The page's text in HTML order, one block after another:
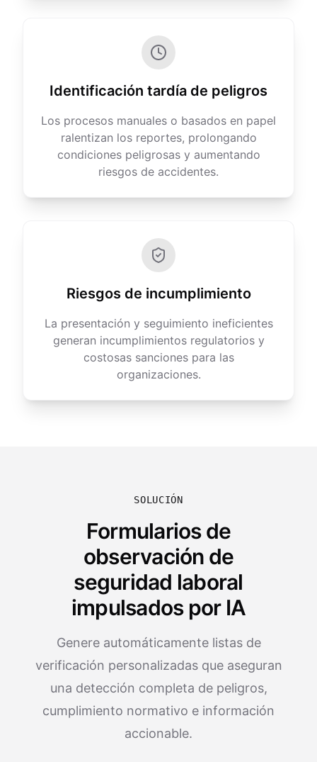
Identificación tardía de peligros
Los procesos manuales o basados en papel
ralentizan los reportes, prolongando
condiciones peligrosas y aumentando
riesgos de accidentes.
Riesgos de incumplimiento
La presentación y seguimiento ineficientes
generan incumplimientos regulatorios y
costosas sanciones para las
organizaciones.
SOLUCIÓN
Formularios de
observación de
seguridad laboral
impulsados por IA
Genere automáticamente listas de
verificación personalizadas que aseguran
una detección completa de peligros,
cumplimiento normativo e información
accionable.